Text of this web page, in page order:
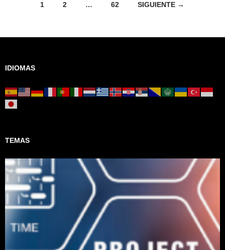
las
1 2 … 62 SIGUIENTE →
IDIOMAS
TEMAS